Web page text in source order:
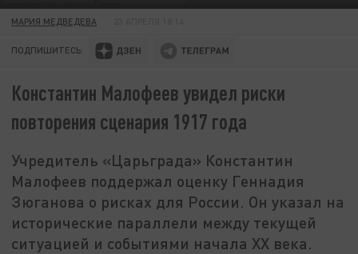
МАРИЯ МЕДВЕДЕВА
ПОДПИШИТЕСЬ:
Константин Малофеев увидел риски
повторения сценария 1917 года
Учредитель «Царьграда» Константин
Малофеев поддержал оценку Геннадия
Зюганова о рисках для России. Он указал на
исторические параллели между текущей
ситуацией и событиями начала XX века.